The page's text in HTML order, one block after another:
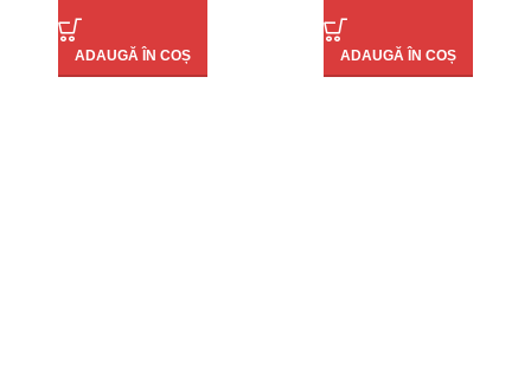
ADAUGĂ ÎN COȘ ADAUGĂ ÎN COȘ